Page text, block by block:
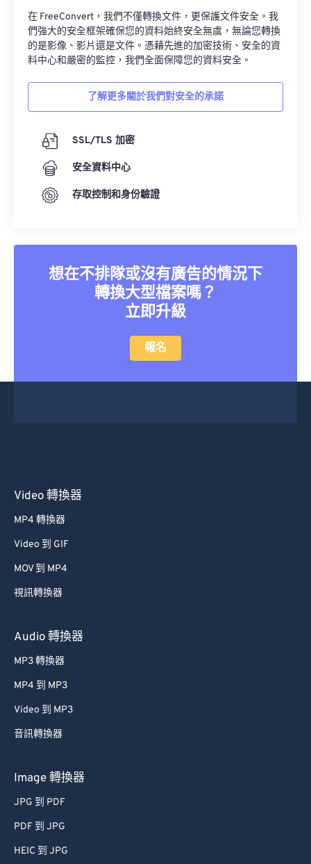
在 FreeConvert，我們不僅轉換文件，更保護文件安全。我
們強大的安全框架確保您的資料始終安全無虞，無論您轉換
的是影像、影片還是文件。憑藉先進的加密技術、安全的資
料中心和嚴密的監控，我們全面保障您的資料安全。
了解更多關於我們對安全的承諾
SSL/TLS 加密
安全資料中心
存取控制和身份驗證
想在不排隊或沒有廣告的情況下
轉換大型檔案嗎？
立即升級
報名
Video 轉換器
MP4 轉換器
Video 到 GIF
MOV 到 MP4
視訊轉換器
Audio 轉換器
MP3 轉換器
MP4 到 MP3
Video 到 MP3
音訊轉換器
Image 轉換器
JPG 到 PDF
PDF 到 JPG
HEIC 到 JPG